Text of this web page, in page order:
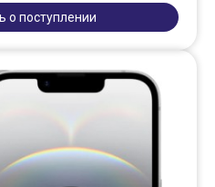
о поступлении